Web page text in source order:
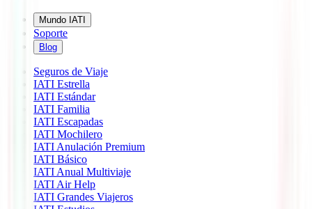
Mundo IATI
Soporte
Blog
Seguros de Viaje
IATI Estrella
IATI Estándar
IATI Familia
IATI Escapadas
IATI Mochilero
IATI Anulación Premium
IATI Básico
IATI Anual Multiviaje
IATI Air Help
IATI Grandes Viajeros